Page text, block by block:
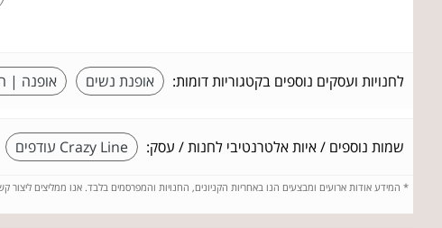
לחנויות ועסקים נוספים בקטגוריות דומות: אופנת נשים אופנה |
שמות נוספים / איות אלטרנטיבי לחנות / עסק: Crazy Line עודפים
* המידע אודות ארועים ומבצעים הנו באחריות הקניונים, החנויות והמפרסמים בלבד. אנו ממליצים